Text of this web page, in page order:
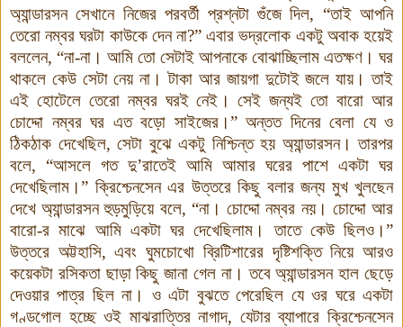
অ্যান্ডারসন সেখানে নিজের পরবর্তী প্রশ্নটা গুঁজে দিল, “তাই আপনি
তেরো নম্বর ঘরটা কাউকে দেন না?” এবার ভদ্রলোক একটু অবাক হয়েই
বললেন, “না-না । আমি তো সেটাই আপনাকে বোঝাচ্ছিলাম এতক্ষণ । ঘর
থাকলে কেউ সেটা নেয় না । টাকা আর জায়গা দুটোই জলে যায়। তাই
এই হোটেলে তেরো নম্বর ঘরই নেই । সেই জন্যই তো বারো আর
চোদ্দো নম্বর ঘর এত বড়ো সাইজের।” অন্তত দিনের বেলা যে ও
ঠিকঠাক দেখেছিল, সেটা বুঝে একটু নিশ্চিন্ত হয় অ্যান্ডারসন। তারপর
বলে, “আসলে গত দু’রাতেই আমি আমার ঘরের পাশে একটা ঘর
দেখেছিলাম ।” ক্রিশ্চেনসেন এর উত্তরে কিছু বলার জন্য মুখ খুলছেন
দেখে অ্যান্ডারসন হুড়মুড়িয়ে বলে, “না। চোদ্দো নম্বর নয়। চোদ্দো আর
বারো-র মাঝে আমি একটা ঘর দেখেছিলাম ।
তাতে কেউ ছিলও।”
উত্তরে অট্টহাসি, এবং ঘুমচোখো ব্রিটিশারের দৃষ্টিশক্তি নিয়ে আরও
কয়েকটা রসিকতা ছাড়া কিছুজানা গেল না। তবে অ্যান্ডারসন হাল ছেড়ে
দেওয়ার পাত্র ছিল না। ও এটা বুঝতে পেরেছিল যে ওর ঘরে একটা
গণ্ডগোল হচ্ছে ওই মাঝরাত্তির নাগাদ, যেটার ব্যাপারে ক্রিশ্চেনসেন